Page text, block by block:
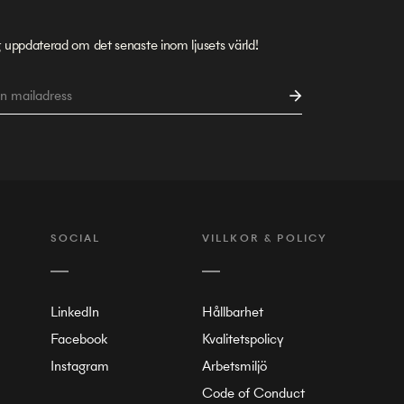
uppdaterad om det senaste inom ljusets värld!
SOCIAL
LinkedIn
Facebook
Instagram
VILLKOR & POLICY
Hållbarhet
Kvalitetspolicy
Arbetsmiljö
Code of Conduct